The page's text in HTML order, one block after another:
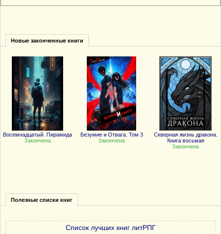
Новые законченные книги
Восемнадцатый. Пирамида
Закончена
Безумие и Отвага. Том 3
Закончена
Скверная жизнь дракона.
Книга восьмая
Закончена
Полезные списки книг
Список лучших книг литРПГ